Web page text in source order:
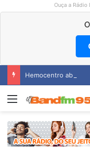
Ouça a Rádio
Hemocentro abre
Menu